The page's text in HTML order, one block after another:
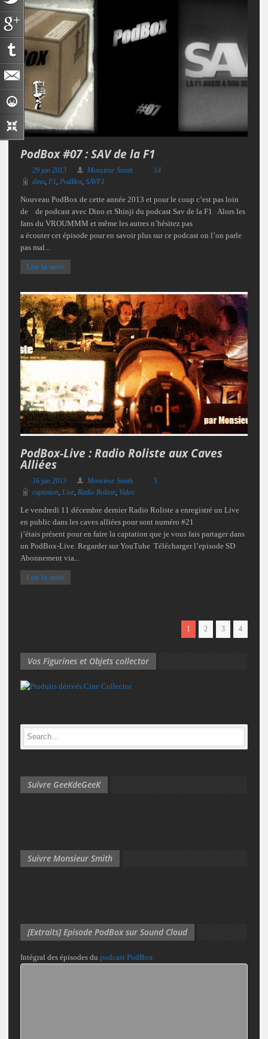
PodBox #07 : SAV de la F1
29 jan 2013 Monsieur Smith
14
dino, F1, PodBox, SAVF1
Nouveau PodBox de cette année 2013 et pour le coup c’est pas loin
de de podcast avec Dino et Shinji du podcast Sav de la F1 Alors les
fans du VROUMMM et même les autres n’hésitez pas
a écouter cet épisode pour en savoir plus sur ce podcast on l’on parle
pas mal...
Lire la suite
PodBox-Live : Radio Roliste aux Caves
Alliées
16 jan 2013 Monsieur Smith
5
captation, Live, Radio Roliste, Video
Le vendredi 11 décembre dernier Radio Roliste a enregistré un Live
en public dans les caves alliées pour sont numéro #21
j’étais présent pour en faire la captation que je vous fais partager dans
un PodBox-Live. Regarder sur YouTube Télécharger l’episode SD
Abonnement via...
Lire la suite
1 2 3 4
Vos Figurines et Objets collector
Suivre GeeKdeGeeK
Suivre Monsieur Smith
[Extraits] Episode PodBox sur Sound Cloud
Intégral des épisodes du podcast PodBox